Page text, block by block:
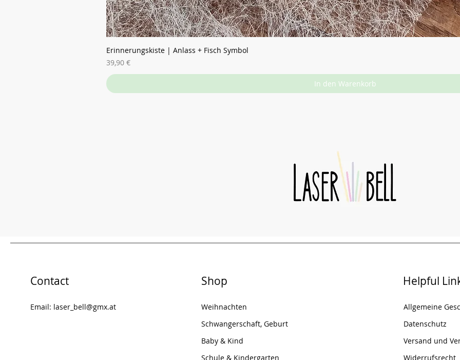
Erinnerungskiste | Anlass + Fisch Symbol
Preis
39,90 €
In den Warenkorb
Contact
Email: laser_bell@gmx.at
Shop
Weihnachten
Schwangerschaft, Geburt
Baby & Kind
Schule & Kindergarten
Helpful
Allgemeine
Datenschutz
Versand und
Widerrufsrecht